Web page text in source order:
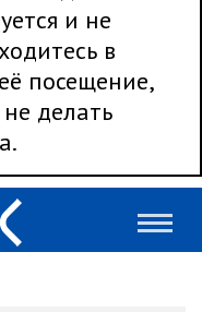
и не
в
посещение,
делать